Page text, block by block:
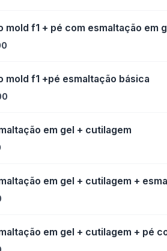
mold f1 + pé com esmaltação em
mold f1 +pé esmaltação básica
em gel + cutilagem
em gel + cutilagem +
em gel + cutilagem + pé